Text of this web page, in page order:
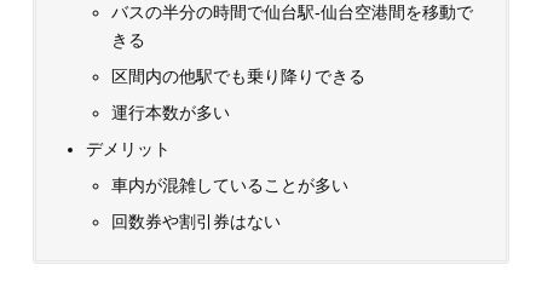
バスの半分の時間で仙台駅-仙台空港間を移動で
きる
区間内の他駅でも乗り降りできる
運行本数が多い
デメリット
車内が混雑していることが多い
回数券や割引券はない